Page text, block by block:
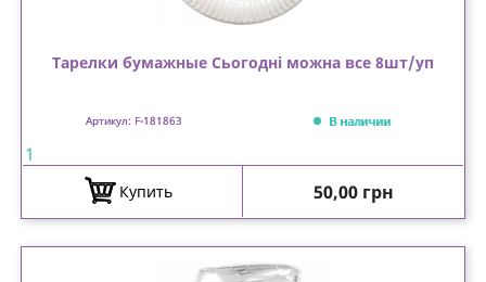
Тарелки бумажные Сьогодні можна все 8шт/уп
Артикул: F-181863 В наличии
1
Купить Цена
50,00 грн